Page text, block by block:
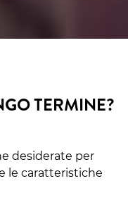
TERMINE?
desiderate per
le caratteristiche